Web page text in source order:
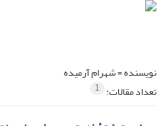
نویسنده =شهرام آرمیده
تعداد مقالات: 1